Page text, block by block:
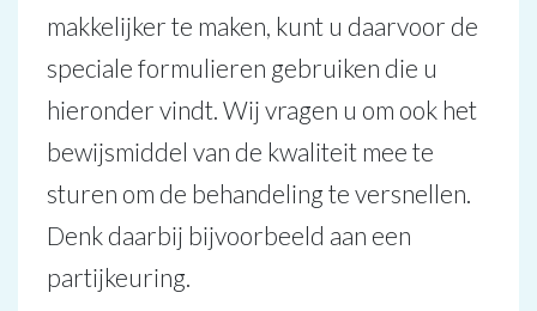
makkelijker te maken, kunt u daarvoor de
speciale formulieren gebruiken die u
hieronder vindt. Wij vragen u om ook het
bewijsmiddel van de kwaliteit mee te
sturen om de behandeling te versnellen.
Denk daarbij bijvoorbeeld aan een
partijkeuring.